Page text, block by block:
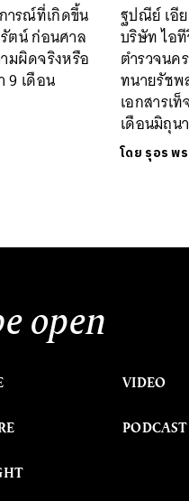
ารณ์ที่เกิดขึ้น
ตน์ ก่อนศาล
มผิดจริงหรือ
9 เดือน
ฐปณีย์ เอี
บริษัท ไอ
ตำรวจนค
ทนายรัชพ
เอกสารเ
เดือนมิถุน
โดย รุอร พ
open
VIDEO
PODCAST